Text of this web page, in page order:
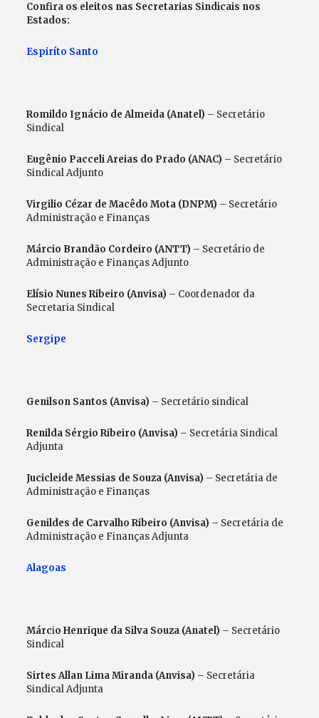
Confira os eleitos nas Secretarias Sindicais nos
Estados:
Espiríto Santo
Romildo Ignácio de Almeida (Anatel) – Secretário
Sindical
Eugênio Pacceli Areias do Prado (ANAC) – Secretário
Sindical Adjunto
Virgilio Cézar de Macêdo Mota (DNPM) – Secretário
Administração e Finanças
Márcio Brandão Cordeiro (ANTT) – Secretário de
Administração e Finanças Adjunto
Elísio Nunes Ribeiro (Anvisa) – Coordenador da
Secretaria Sindical
Sergipe
Genilson Santos (Anvisa) – Secretário sindical
Renilda Sérgio Ribeiro (Anvisa) – Secretária Sindical
Adjunta
Jucicleide Messias de Souza (Anvisa) – Secretária de
Administração e Finanças
Genildes de Carvalho Ribeiro (Anvisa) – Secretária de
Administração e Finanças Adjunta
Alagoas
Márcio Henrique da Silva Souza (Anatel) – Secretário
Sindical
Sirtes Allan Lima Miranda (Anvisa) – Secretária
Sindical Adjunta